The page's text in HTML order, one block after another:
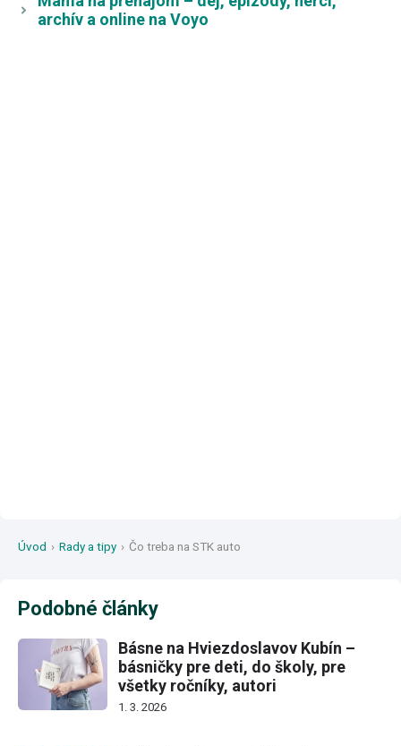
archív a online na Voyo
Úvod › Rady a tipy › Čo treba na STK auto
Podobné články
Básne na Hviezdoslavov Kubín –
básničky pre deti, do školy, pre
všetky ročníky, autori
1. 3. 2026